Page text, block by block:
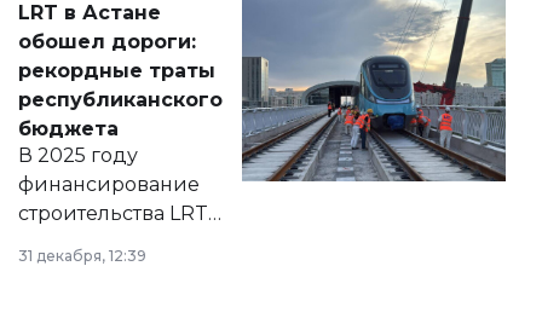
документ
появился в базе
нормативных
правовых актов и
на сайте маслихат
города.
LRT в Астане
обошел дороги:
рекордные траты
республиканского
бюджета
В 2025 году
финансирование
строительства LRT
в Астане из
республиканского
31 декабря, 12:39